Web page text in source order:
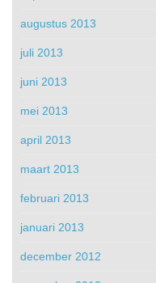
augustus 2013
juli 2013
juni 2013
mei 2013
april 2013
maart 2013
februari 2013
januari 2013
december 2012